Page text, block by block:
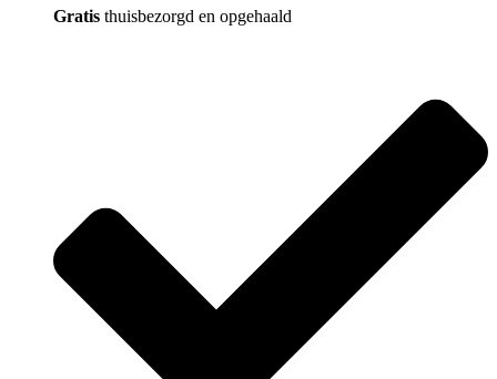
Gratis thuisbezorgd en opgehaald